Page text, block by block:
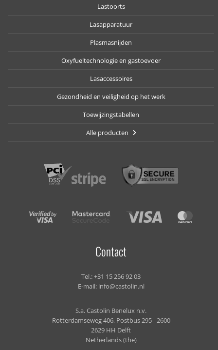
Lastoorts
Lasapparatuur
Plasmasnijden
Oxyfueltechnologie en gastoevoer
Lasaccessoires
Gezondheid en veiligheid op het werk
Toewijzingstabellen
Alle producten
Contact
Tel.:+31 15 256 92 03
E-mail: info@castolin.nl
S.a. Castolin Benelux n.v.
Rotterdamseweg 406, Postbus 295 - 2600
2629 HH Delft
Netherlands (the)